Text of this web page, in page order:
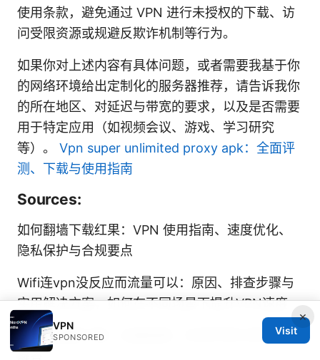
使用条款，避免通过 VPN 进行未授权的下载、访
问受限资源或规避反欺诈机制等行为。
如果你对上述内容有具体问题，或者需要我基于你
的网络环境给出定制化的服务器推荐，请告诉我你
的所在地区、对延迟与带宽的要求，以及是否需要
用于特定应用（如视频会议、游戏、学习研究
等）。 Vpn super unlimited proxy apk：全面评
测、下载与使用指南
Sources:
如何翻墙下载红果：VPN 使用指南、速度优化、
隐私保护与合规要点
Wifi连vpn没反应而流量可以：原因、排查步骤与
实用解决方案，如何在不同场景下提升VPN速度
极光加速器下载：全面指南、实用评测与常见问题
解答
×
VPN
SPONSORED
Visit